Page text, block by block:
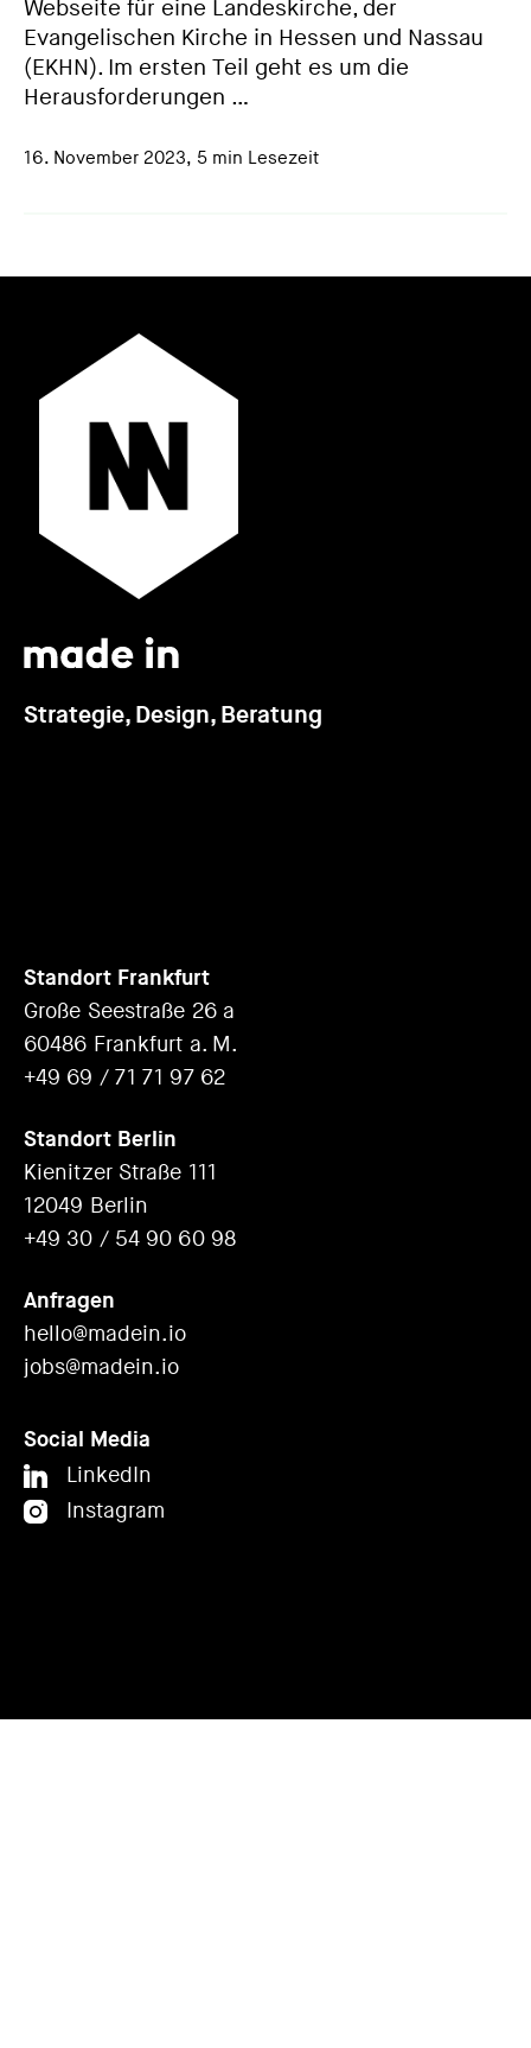
Webseite für eine Landeskirche, der
Evangelischen Kirche in Hessen und Nassau
(EKHN). Im ersten Teil geht es um die
Herausforderungen …
16. November 2023, 5 min Lesezeit
Strategie, Design, Beratung
Standort Frankfurt
Große Seestraße 26 a
60486 Frankfurt a. M.
+49 69 / 71 71 97 62
Standort Berlin
Kienitzer Straße 111
12049 Berlin
+49 30 / 54 90 60 98
Anfragen
hello@madein.io
jobs@madein.io
Social Media
LinkedIn
Instagram